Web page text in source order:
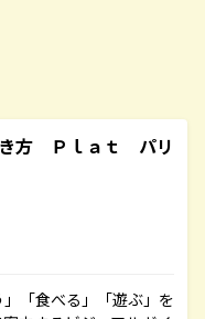
方 Ｐｌａｔ パリ
「食べる」「遊ぶ」を